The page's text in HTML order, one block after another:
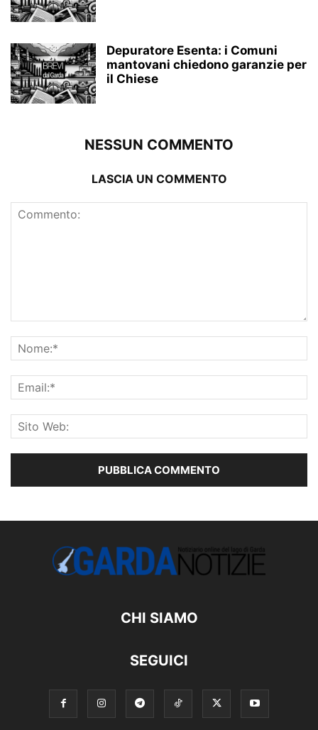
Depuratore Esenta: i Comuni
mantovani chiedono garanzie per
il Chiese
NESSUN COMMENTO
LASCIA UN COMMENTO
CHI SIAMO
SEGUICI